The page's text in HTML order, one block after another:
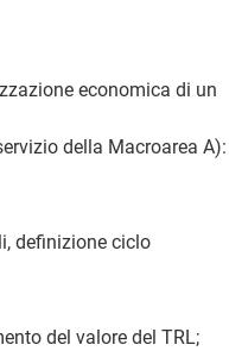
economica di un
della Macroarea A):
definizione ciclo
del valore del TRL;